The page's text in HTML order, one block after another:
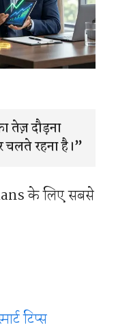
तेज़ दौड़ना
चलते रहना है।”
के लिए सबसे